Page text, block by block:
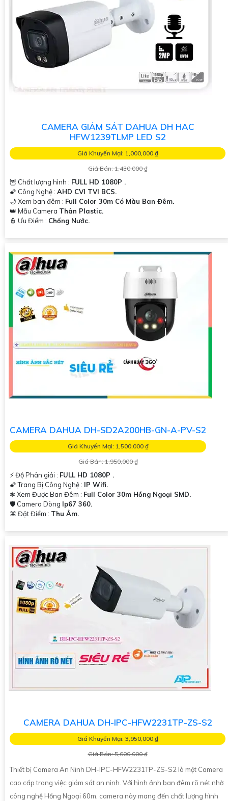
CAMERA GIÁM SÁT DAHUA DH HAC
HFW1239TLMP LED S2
Giá Khuyến Mại: 1,000,000 ₫
Giá Bán: 1,430,000 ₫
🦉 Chất lượng hình : FULL HD 1080P .
🌠 Công Nghệ : AHD CVI TVI BCS.
🌙 Xem ban đêm : Full Color 30m Có Màu Ban Đêm.
👑 Mẫu Camera Thân Plastic.
️👮 Ưu Điểm : Chống Nước.
CAMERA DAHUA DH-SD2A200HB-GN-A-PV-S2
Giá Khuyến Mại: 1,500,000 ₫
Giá Bán: 1,950,000 ₫
️⚡ Độ Phân giải : FULL HD 1080P .
🌠 Trang Bị Công Nghệ : IP Wifi.
❃ Xem Được Ban Đêm : Full Color 30m Hồng Ngoại SMD.
🛡 Camera Dòng Ip67 360.
️⌘ Đặt Điểm : Thu Âm.
CAMERA DAHUA DH-IPC-HFW2231TP-ZS-S2
Giá Khuyến Mại: 3,950,000 ₫
Giá Bán: 5,600,000 ₫
Thiết bị Camera An Ninh DH-IPC-HFW2231TP-ZS-S2 là một Camera
cao cấp trong việc giám sát an ninh. Với hình ảnh ban đêm rõ nét nhờ
công nghệ Hồng Ngoại 60m, camera này mang đến chất lượng hình